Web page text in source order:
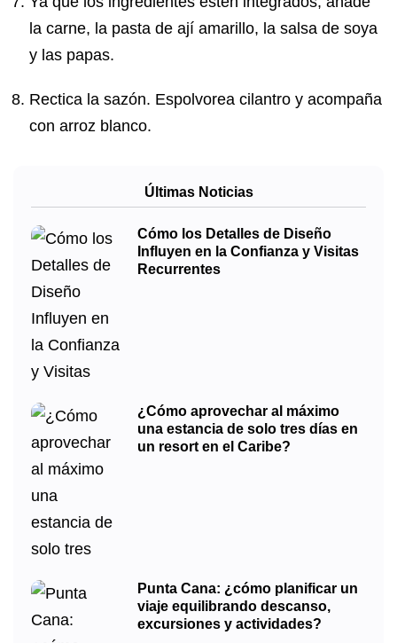
la carne, la pasta de ají amarillo, la salsa de soya
y las papas.
Rectica la sazón. Espolvorea cilantro y acompaña
con arroz blanco.
Últimas Noticias
Cómo los Detalles de Diseño
Influyen en la Confianza y Visitas
Recurrentes
¿Cómo aprovechar al máximo
una estancia de solo tres días en
un resort en el Caribe?
Punta Cana: ¿cómo planificar un
viaje equilibrando descanso,
excursiones y actividades?